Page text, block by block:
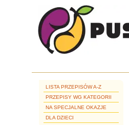
LISTA PRZEPISÓW A-Z
PRZEPISY WG KATEGORII
NA SPECJALNE OKAZJE
DLA DZIECI